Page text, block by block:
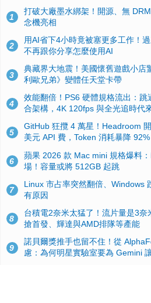
1
打破大廠墨水綁架！開源、無
念機亮相
2
用AI省下4小時竟被塞更多工作！
不再跟你分享怎麼使用AI
3
典藏界大地震！美國懷舊遊戲小店
利歐兄弟》變體任天堂卡帶
4
效能翻倍！PS6 硬體規格流出：
合架構，4K 120fps 與全光追時代
5
GitHub 狂攬 4 萬星！Headroom
美元 API 費，Token 消耗暴降 92%
6
蘋果 2026 款 Mac mini 規格爆料
場！容量或將 512GB 起跳
7
Linux 市占率突然翻倍、Windows
有原因
8
台積電2奈米太猛了！流片量是3
搶首發、輝達與AMD排隊等產能
9
諾貝爾獎推手也留不住！從
慮：為何明星實驗室要為 Gemini